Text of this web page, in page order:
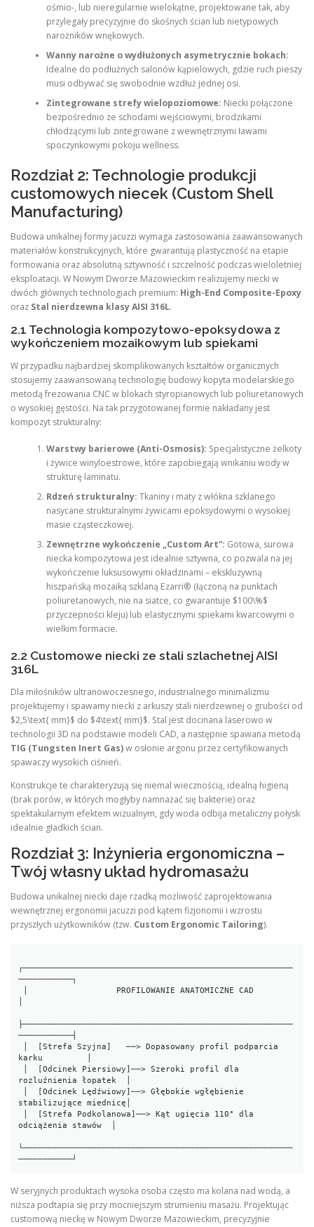
ośmio-, lub nieregularnie wielokątne, projektowane tak, aby
przylegały precyzyjnie do skośnych ścian lub nietypowych
narożników wnękowych.
Wanny narożne o wydłużonych asymetrycznie bokach:
Idealne do podłużnych salonów kąpielowych, gdzie ruch pieszy
musi odbywać się swobodnie wzdłuż jednej osi.
Zintegrowane strefy wielopoziomowe: Niecki połączone
bezpośrednio ze schodami wejściowymi, brodzikami
chłodzącymi lub zintegrowane z wewnętrznymi ławami
spoczynkowymi pokoju wellness.
Rozdział 2: Technologie produkcji
customowych niecek (Custom Shell
Manufacturing)
Budowa unikalnej formy jacuzzi wymaga zastosowania zaawansowanych
materiałów konstrukcyjnych, które gwarantują plastyczność na etapie
formowania oraz absolutną sztywność i szczelność podczas wieloletniej
eksploatacji. W Nowym Dworze Mazowieckim realizujemy niecki w
dwóch głównych technologiach premium: High-End Composite-Epoxy
oraz Stal nierdzewna klasy AISI 316L.
2.1 Technologia kompozytowo-epoksydowa z
wykończeniem mozaikowym lub spiekami
W przypadku najbardziej skomplikowanych kształtów organicznych
stosujemy zaawansowaną technologię budowy kopyta modelarskiego
metodą frezowania CNC w blokach styropianowych lub poliuretanowych
o wysokiej gęstości. Na tak przygotowanej formie nakładany jest
kompozyt strukturalny:
Warstwy barierowe (Anti-Osmosis): Specjalistyczne żelkoty
i żywice winyloestrowe, które zapobiegają wnikaniu wody w
strukturę laminatu.
Rdzeń strukturalny: Tkaniny i maty z włókna szklanego
nasycane strukturalnymi żywicami epoksydowymi o wysokiej
masie cząsteczkowej.
Zewnętrzne wykończenie „Custom Art”: Gotowa, surowa
niecka kompozytowa jest idealnie sztywna, co pozwala na jej
wykończenie luksusowymi okładzinami – ekskluzywną
hiszpańską mozaiką szklaną Ezarri® (łączoną na punktach
poliuretanowych, nie na siatce, co gwarantuje $100\%$
przyczepności kleju) lub elastycznymi spiekami kwarcowymi o
wielkim formacie.
2.2 Customowe niecki ze stali szlachetnej AISI
316L
Dla miłośników ultranowoczesnego, industrialnego minimalizmu
projektujemy i spawamy niecki z arkuszy stali nierdzewnej o grubości od
$2,5\text{ mm}$ do $4\text{ mm}$. Stal jest docinana laserowo w
technologii 3D na podstawie modeli CAD, a następnie spawana metodą
TIG (Tungsten Inert Gas)w osłonie argonu przez certyfikowanych
spawaczy wysokich ciśnień.
Konstrukcje te charakteryzują się niemal wiecznością, idealną higieną
(brak porów, w których mogłyby namnażać się bakterie) oraz
spektakularnym efektem wizualnym, gdy woda odbija metaliczny połysk
idealnie gładkich ścian.
Rozdział 3: Inżynieria ergonomiczna –
Twój własny układ hydromasażu
Budowa unikalnej niecki daje rzadką możliwość zaprojektowania
wewnętrznej ergonomii jacuzzi pod kątem fizjonomii i wzrostu
przyszłych użytkowników (tzw. Custom Ergonomic Tailoring).
┌───────────────────────────────────────────────────────
───────────┐
├───────────────────────────────────────────────────────
───────────┤
karku         │
rozluźnienia łopatek  │
stabilizujące miednicę│
odciążenia stawów  │
└───────────────────────────────────────────────────────
W seryjnych produktach wysoka osoba często ma kolana nad wodą, a
niższa podtapia się przy mocniejszym strumieniu masażu. Projektując
customową nieckę w Nowym Dworze Mazowieckim, precyzyjnie